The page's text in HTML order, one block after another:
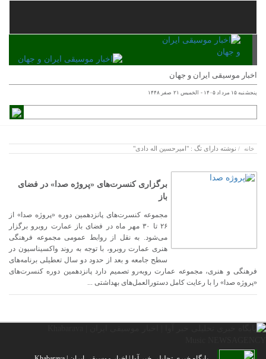
اخبار موسیقی ایران و جهان
پنجشنبه ۱۵ مرداد ۱۴۰۵ - الخميس ۲۱ صفر ۱۴۴۸
خانه /نوشته دارای تگ : "امیرحسین اله دادی"
برگزاری کنسرت‌های «پروژه صدا» در فضای
مجموعه کنسرت‌های پانزدهمین دوره «پروژه صدا» از
۲۶ تا ۳۰ مهر ماه در فضای باز عمارت روبرو برگزار
می‌شود. به نقل از روابط عمومی مجموعه فرهنگی
هنری عمارت روبرو، با توجه به روند واکسیناسیون در
سطح جامعه و بعد از حدود دو سال تعطیلی برنامه‌های
فرهنگی و هنری، مجموعه عمارت روبه‌رو تصمیم دارد پانزدهمین دوره کنسرت‌های
«پروژه صدا» را با رعایت کامل دستورالعمل‌های بهداشتی ...